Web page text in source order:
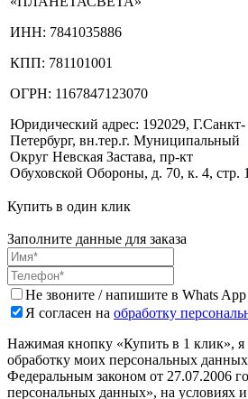
ИНН: 7841035886
КПП: 781101001
ОГРН: 1167847123070
Юридический адрес: 192029, Г.Санкт-
Петербург, вн.тер.г. Муниципальный
Округ Невская Застава, пр-кт
Обуховской Обороны, д. 70, к. 4, стр. 1
Купить в один клик
Заполните данные для заказа
Не звоните / напишите в Whats App
Я согласен на обработку
Нажимая кнопку «Купить в 1 клик», я
обработку моих персональных
Федеральным законом от 27.07.2006
персональных данных», на условиях